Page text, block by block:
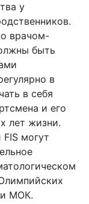
у
врачом-
быть
в
в себя
и его
лет жизни.
могут
и МОК.